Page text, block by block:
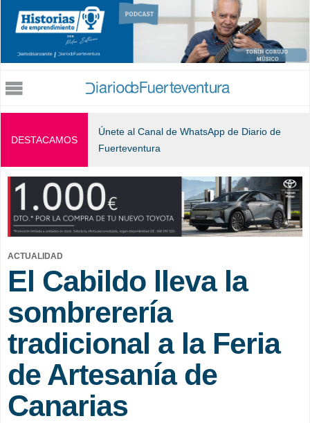
Jump to navigation
DESTACAMOS
Únete al Canal de WhatsApp de Diario de
Fuerteventura
ACTUALIDAD
El Cabildo lleva la
sombrerería
tradicional a la Feria
de Artesanía de
Canarias